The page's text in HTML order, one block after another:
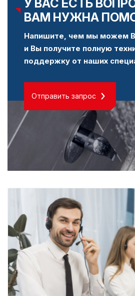
У ВАС ЕСТЬ
ВАМ НУЖНА
Напишите, чем мы можем
и Вы получите полную
поддержку от наших
Отправить запрос